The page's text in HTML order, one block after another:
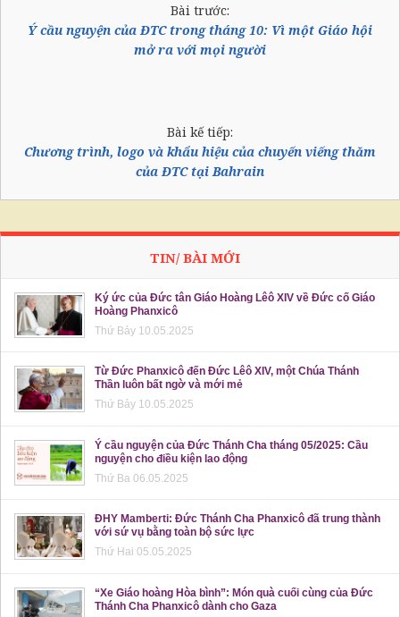
Bài trước:
Ý cầu nguyện của ĐTC trong tháng 10: Vì một Giáo hội
mở ra với mọi người
Bài kế tiếp:
Chương trình, logo và khẩu hiệu của chuyến viếng thăm
của ĐTC tại Bahrain
TIN/ BÀI MỚI
Ký ức của Đức tân Giáo Hoàng Lêô XIV về Đức cố Giáo
Hoàng Phanxicô
Thứ Bảy 10.05.2025
Từ Đức Phanxicô đến Đức Lêô XIV, một Chúa Thánh
Thần luôn bất ngờ và mới mẻ
Thứ Bảy 10.05.2025
Ý cầu nguyện của Đức Thánh Cha tháng 05/2025: Cầu
nguyện cho điều kiện lao động
Thứ Ba 06.05.2025
ĐHY Mamberti: Đức Thánh Cha Phanxicô đã trung thành
với sứ vụ bằng toàn bộ sức lực
Thứ Hai 05.05.2025
“Xe Giáo hoàng Hòa bình”: Món quà cuối cùng của Đức
Thánh Cha Phanxicô dành cho Gaza